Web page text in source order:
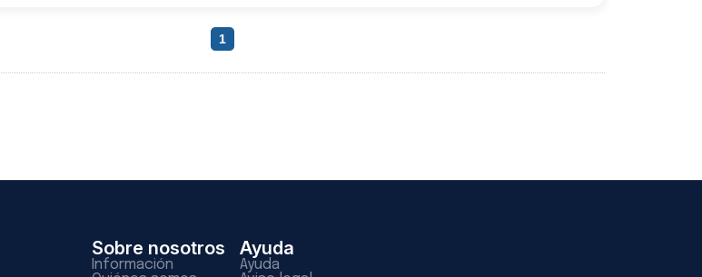
1
Sobre nosotros
Información
Ayuda
Ayuda